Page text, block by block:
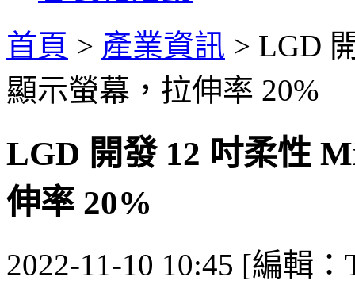
首頁 > 產業資訊 > LGD
顯示螢幕，拉伸率 20%
LGD 開發 12 吋柔性
伸率 20%
2022-11-10 10:45 [編輯